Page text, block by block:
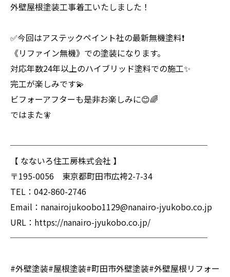
外壁屋根塗装工事着工いたしました！
✅今回はアステックペイント社の最新無機塗料❗️
《リファイン無機》での塗装になります。
対応年数24年以上のハイブリッド塗料での施工✨
完工が楽しみです💫
ビフォーアフターも是非お楽しみに😊🌈
ではまた🧚
────────────────────────
【 なないろ住工房株式会社 】
〒195-0056 東京都町田市広袴2-7-34
TEL：042-860-2746
Email：nanairojukoobo1129@nanairo-jyukobo.co.jp
URL：https://nanairo-jyukobo.co.jp/
────────────────────────
#外壁塗装#屋根塗装#町田市外壁塗装#外壁屋根リフォー